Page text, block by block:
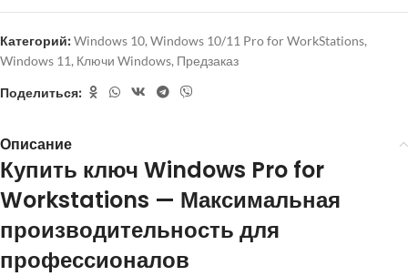
Категорий:Windows 10, Windows 10/11 Pro for WorkStations,
Windows 11, Ключи Windows, Предзаказ
Поделиться:
Описание
Купить ключ Windows Pro for
Workstations — Максимальная
производительность для
профессионалов